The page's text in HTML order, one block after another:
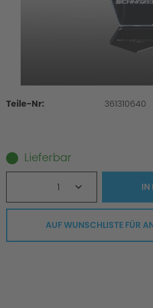
Teile-Nr: 361310640
Lieferbar
1 IN
AUF WUNSCHLISTE FÜR